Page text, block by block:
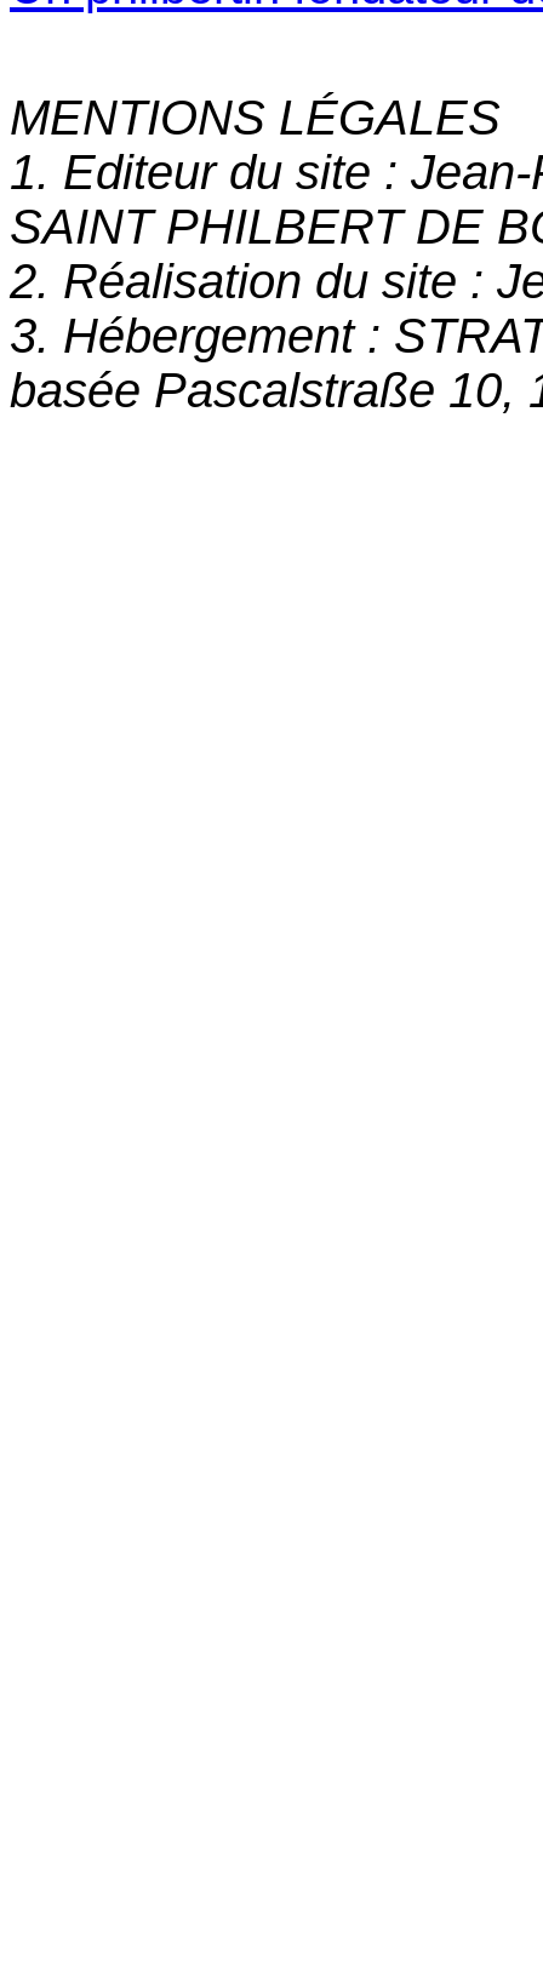
MENTIONS LÉGALES
1. Editeur du site :
SAINT PHILBERT DE
2. Réalisation du site :
3. Hébergement :
basée Pascalstraße 10,